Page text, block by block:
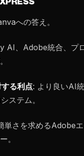
への答え。
AI、Adobe統合、プ
る利点: より良いAI統
ステム。
単さを求めるAdobe
。